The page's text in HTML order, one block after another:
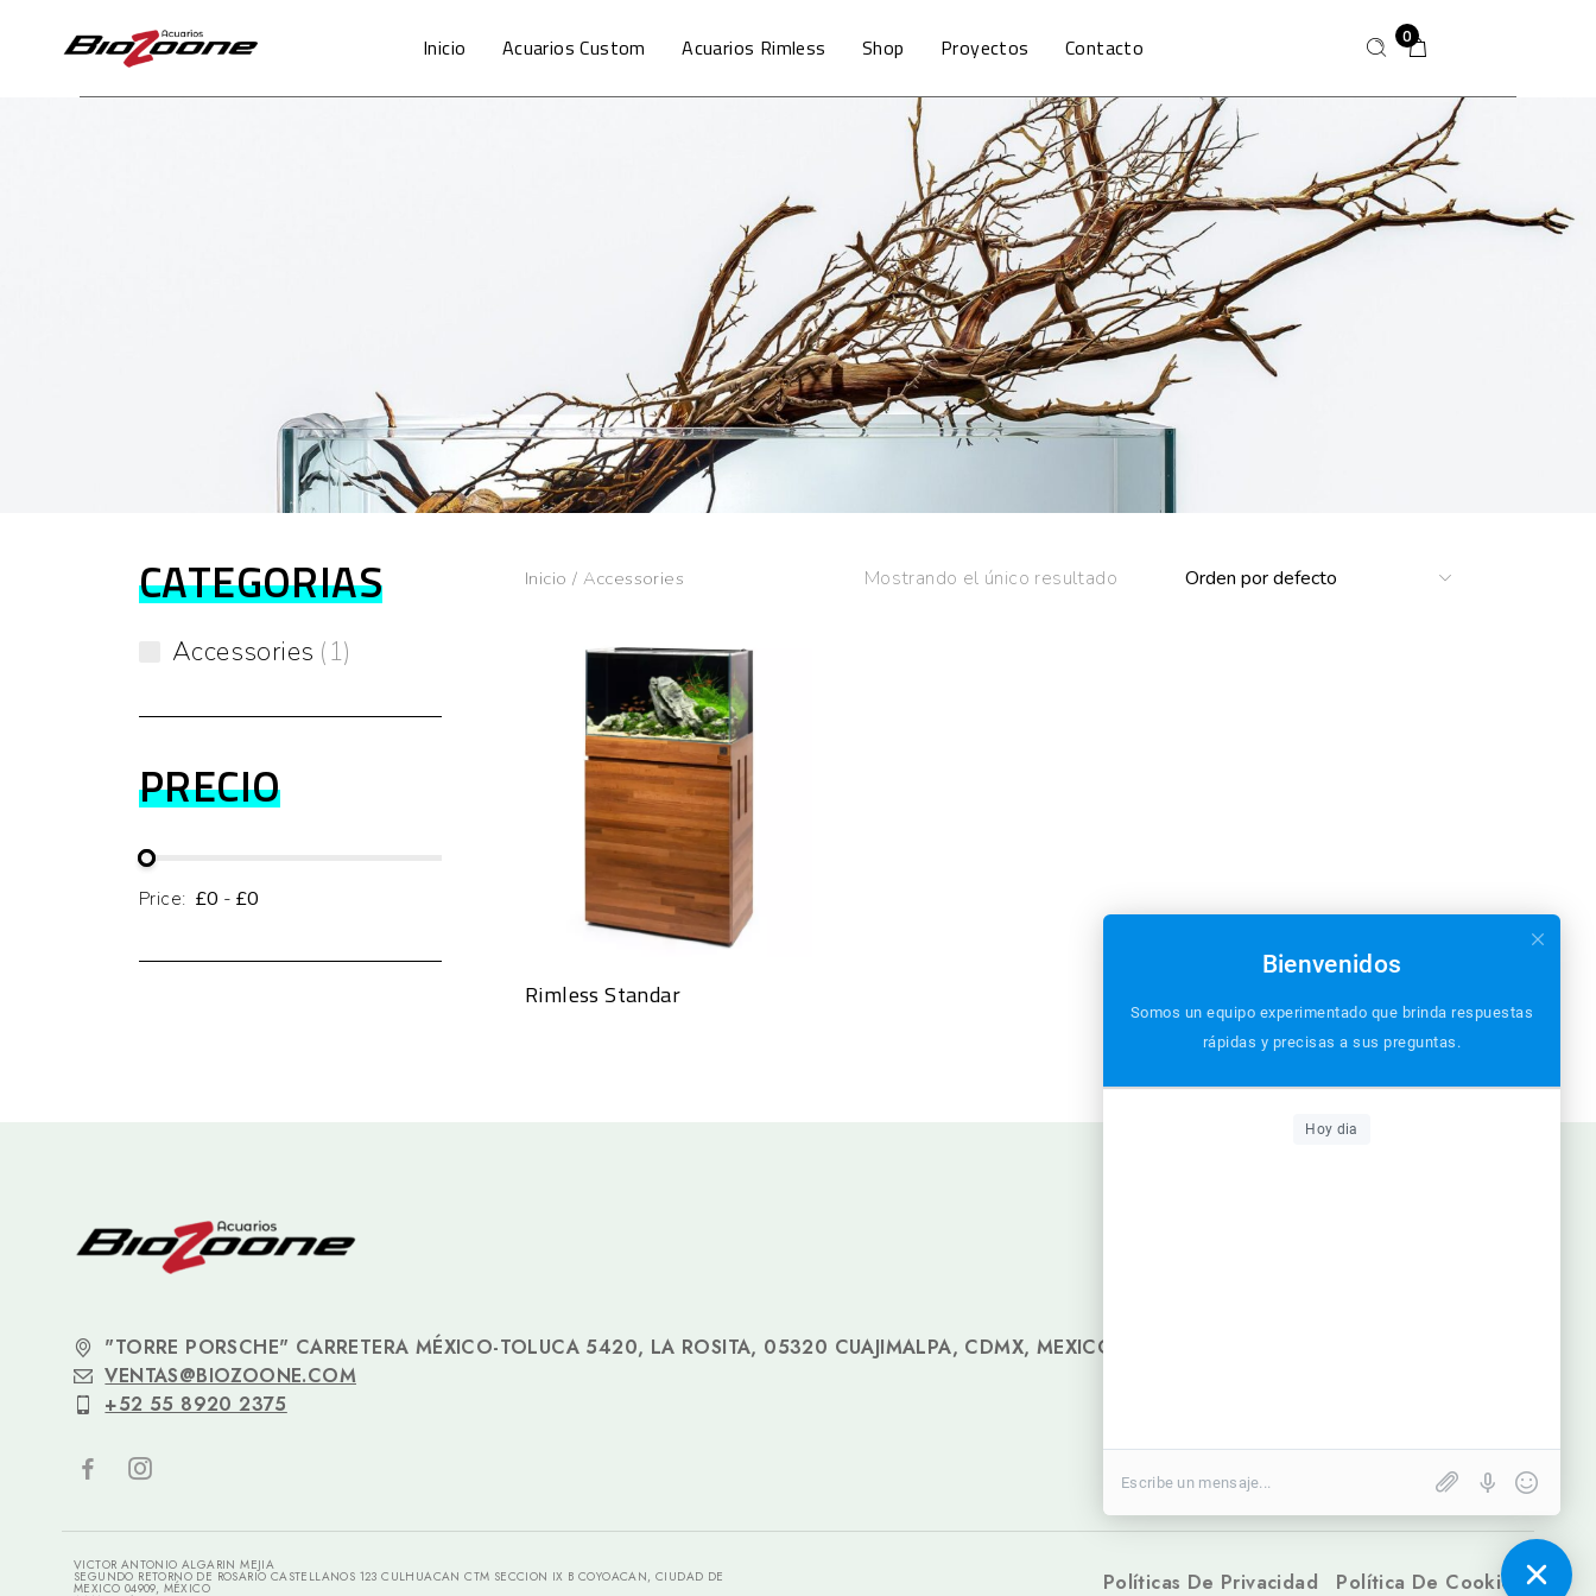
Inicio Acuarios Custom Acuarios Rimless Shop Proyectos Contacto 0
CATEGORIAS
Accessories 1
PRECIO
Price: £0 - £0
Inicio / Accessories Mostrando el único resultado
Rimless Standar
"TORRE PORSCHE" CARRETERA MÉXICO-TOLUCA 5420, LA ROSITA, 05320 CUAJIMALPA, CDMX, MEXICO
VENTAS@BIOZOONE.COM
+52 55 8920 2375
VICTOR ANTONIO ALGARIN MEJIA
SEGUNDO RETORNO DE ROSARIO CASTELLANOS 123 CULHUACAN CTM SECCION IX B COYOACAN, CIUDAD DE
MEXICO 04909, MÉXICO Políticas De Privacidad Política De Cookies
Bienvenidos
Somos un equipo experimentado que brinda respuestas
rápidas y precisas a sus preguntas.
Hoy dia